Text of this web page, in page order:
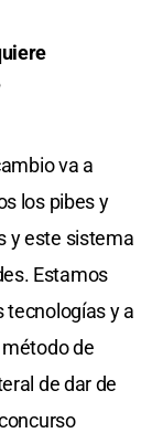
va a
los pibes y
y este sistema
Estamos
tecnologías y a
de
de dar de